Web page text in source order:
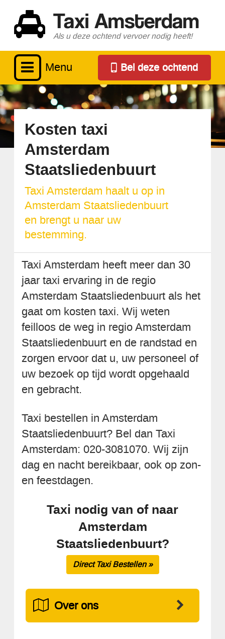
Taxi Amsterdam
Als u deze ochtend vervoer nodig heeft!
Menu Bel deze ochtend
Kosten taxi
Amsterdam
Staatsliedenbuurt
Taxi Amsterdam haalt u op in
Amsterdam Staatsliedenbuurt
en brengt u naar uw
bestemming.
Taxi Amsterdam heeft meer dan 30
jaar taxi ervaring in de regio
Amsterdam Staatsliedenbuurt als het
gaat om kosten taxi. Wij weten
feilloos de weg in regio Amsterdam
Staatsliedenbuurt en de randstad en
zorgen ervoor dat u, uw personeel of
uw bezoek op tijd wordt opgehaald
en gebracht.
Taxi bestellen in Amsterdam
Staatsliedenbuurt? Bel dan Taxi
Amsterdam: 020-3081070. Wij zijn
dag en nacht bereikbaar, ook op zon-
en feestdagen.
Taxi nodig van of naar
Amsterdam
Staatsliedenbuurt?
Direct Taxi Bestellen »
Over ons